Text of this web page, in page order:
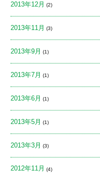
2013年12月 (2)
2013年11月 (3)
2013年9月 (1)
2013年7月 (1)
2013年6月 (1)
2013年5月 (1)
2013年3月 (3)
2012年11月 (4)